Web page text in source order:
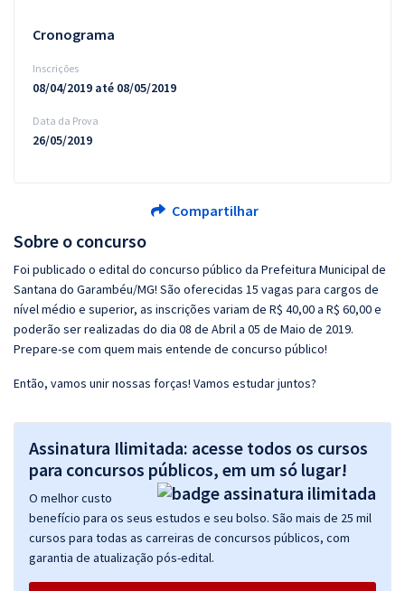
Sobre o concurso
Foi publicado o edital do concurso público da Prefeitura Municipal de
Santana do Garambéu/MG! São oferecidas 15 vagas para cargos de
nível médio e superior, as inscrições variam de R$ 40,00 a R$ 60,00 e
poderão ser realizadas do dia 08 de Abril a 05 de Maio de 2019.
Prepare-se com quem mais entende de concurso público!
Então, vamos unir nossas forças! Vamos estudar juntos?
Assinatura Ilimitada: acesse todos os cursos
para concursos públicos, em um só lugar!
O melhor custo
benefício para os seus estudos e seu bolso. São mais de 25 mil
cursos para todas as carreiras de concursos públicos, com
garantia de atualização pós-edital.
Cronograma
Inscrições
08/04/2019 até 08/05/2019
Data da Prova
26/05/2019
Compartilhar